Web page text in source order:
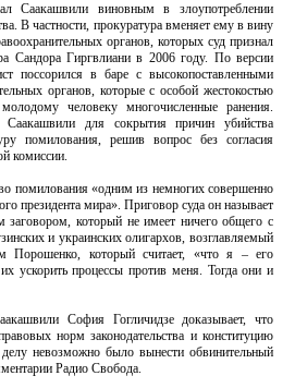
Саакашвили виновным в злоупотреблении
В частности, прокуратура вменяет ему в вину
органов, которых суд признал
Сандора Гиргвлиани в 2006 году. По версии
поссорился в баре с высокопоставленными
органов, которые с особой жестокостью
человеку многочисленные ранения.
Саакашвили для сокрытия причин убийства
помилования, решив вопрос без согласия
комиссии.
помилования «одним из немногих совершенно
президента мира». Приговор суда он называет
заговором, который не имеет ничего общего с
и украинских олигархов, возглавляемый
Порошенко, который считает, «что я – его
ускорить процессы против меня. Тогда они и
София Гогличидзе доказывает, что
норм законодательства и конституцию
невозможно было вынести обвинительный
Радио Свобода.